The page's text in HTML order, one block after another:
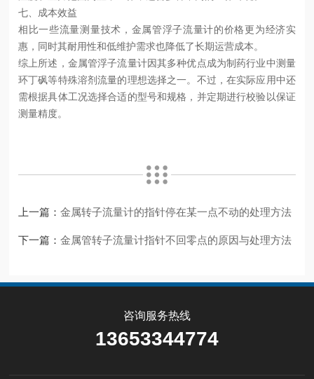
七、成本效益
相比一些流量测量技术，金属管浮子流量计的价格更为经济实
惠，同时其耐用性和低维护需求也降低了长期运营成本。
综上所述，金属管浮子流量计因其多种优点成为制药行业中测量
环丁砜等特殊溶剂流量的理想选择之一。不过，在实际应用中还
需根据具体工况选择合适的型号和规格，并定期进行校验以保证
测量精度。
上一篇：金属转子流量计的指针停在某一点不动的处理方法
下一篇：金属管转子流量计指针不回零点的原因与处理方法
咨询服务热线
13653344774